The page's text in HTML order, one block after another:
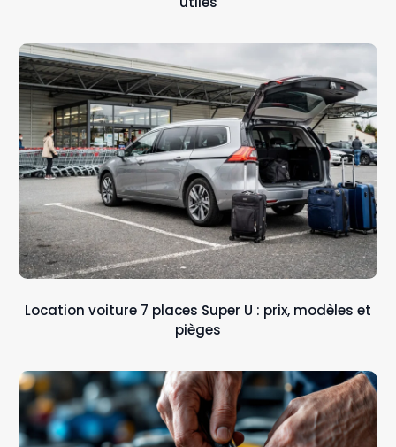
Location voiture 7 places Super U : prix, modèles et
pièges